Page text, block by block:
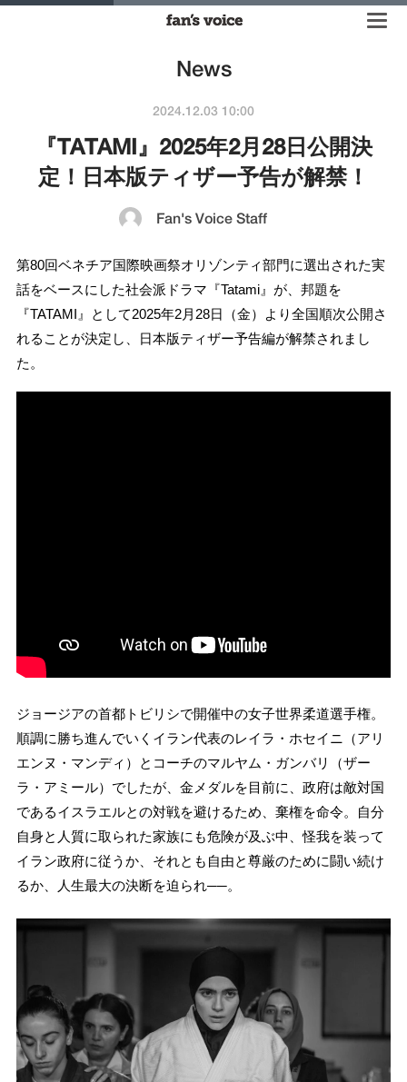
News
2024.12.03 10:00
『TATAMI』2025年2月28日公開決
定！日本版ティザー予告が解禁！
Fan's Voice Staff
第80回ベネチア国際映画祭オリゾンティ部門に選出された実
話をベースにした社会派ドラマ『Tatami』が、邦題を
『TATAMI』として2025年2月28日（金）より全国順次公開さ
れることが決定し、日本版ティザー予告編が解禁されまし
た。
ジョージアの首都トビリシで開催中の女子世界柔道選手権。
順調に勝ち進んでいくイラン代表のレイラ・ホセイニ（アリ
エンヌ・マンディ）とコーチのマルヤム・ガンバリ（ザー
ラ・アミール）でしたが、金メダルを目前に、政府は敵対国
であるイスラエルとの対戦を避けるため、棄権を命令。自分
自身と人質に取られた家族にも危険が及ぶ中、怪我を装って
イラン政府に従うか、それとも自由と尊厳のために闘い続け
るか、人生最大の決断を迫られ──。